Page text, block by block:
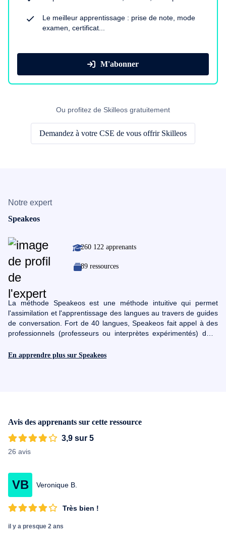
Le meilleur apprentissage : prise de note, mode
examen, certificat...
M'abonner
Ou profitez de Skilleos gratuitement
Demandez à votre CSE de vous offrir Skilleos
Notre expert
Speakeos
260 122 apprenants
89 ressources
La méthode Speakeos est une méthode intuitive qui permet
l'assimilation et l'apprentissage des langues au travers de guides
de conversation. Fort de 40 langues, Speakeos fait appel à des
professionnels (professeurs ou interprètes expérimentés) dans
Son objectif : vous enseigner rapidement la langue telle qu'elle
En apprendre plus sur Speakeos
Avis des apprenants sur cette ressource
3,9 sur 5
26 avis
VB Veronique B.
Très bien !
il y a presque 2 ans